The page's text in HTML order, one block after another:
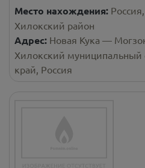
Место нахождения:
Хилокский район
Адрес: Новая Кука —
Хилокский муниципальный
край, Россия